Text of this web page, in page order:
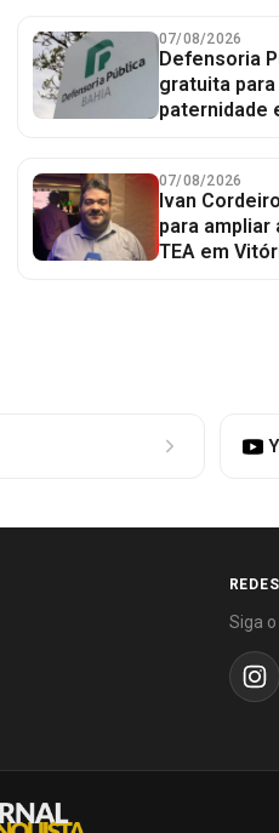
07/08/2026
Defensoria
gratuita
paternidade
07/08/2026
Ivan
para
TEA em
Siga